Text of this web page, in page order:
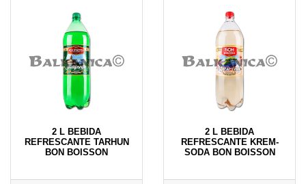
2 L BEBIDA
REFRESCANTE TARHUN
BON BOISSON
2 L BEBIDA
REFRESCANTE KREM-
SODA BON BOISSON